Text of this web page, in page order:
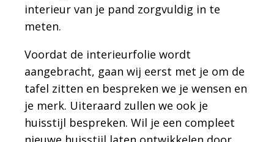
interieur van je pand zorgvuldig in te
meten.
Voordat de interieurfolie wordt
aangebracht, gaan wij eerst met je om de
tafel zitten en bespreken we je wensen en
je merk. Uiteraard zullen we ook je
huisstijl bespreken. Wil je een compleet